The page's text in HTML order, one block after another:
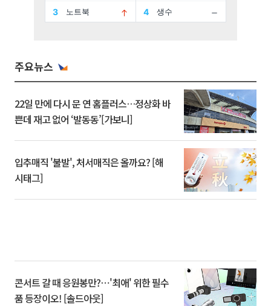
주요뉴스
22일 만에 다시 문 연 홈플러스…정상화 바
쁜데 재고 없어 ‘발동동’[가보니]
입추매직 '불발', 처서매직은 올까요? [해
시태그]
콘서트 갈 때 응원봉만?⋯'최애' 위한 필수
품 등장이오! [솔드아웃]